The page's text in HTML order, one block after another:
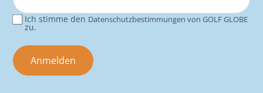
Consent
Ich stimme den Datenschutzbestimmungen von GOLF GLOBE
zu.